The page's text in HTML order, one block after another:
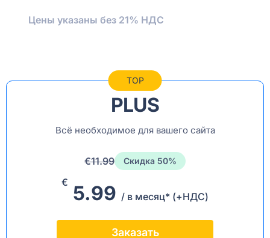
Цены указаны без 21% НДС
TOP
PLUS
Всё необходимое для вашего сайта
€11.99 Скидка 50%
€ 5.99 / в месяц* (+НДС)
Заказать